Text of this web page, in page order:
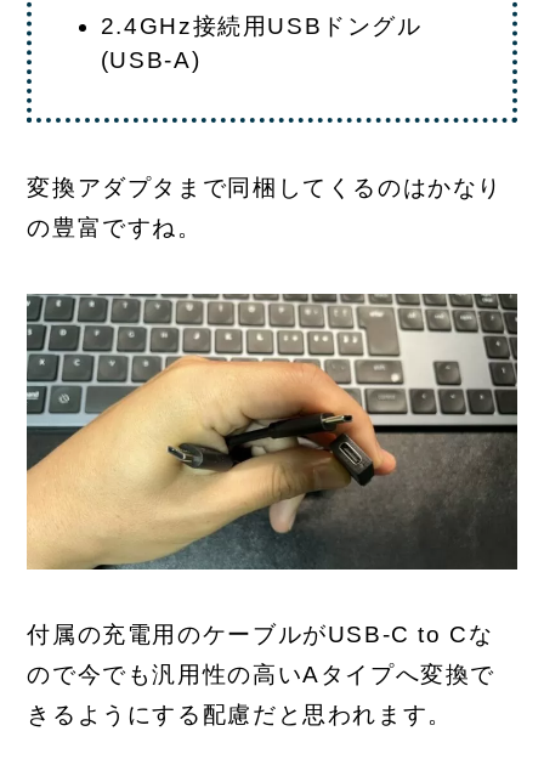
2.4GHz接続用USBドングル
(USB-A)
変換アダプタまで同梱してくるのはかなり
の豊富ですね。
付属の充電用のケーブルがUSB-C to Cな
ので今でも汎用性の高いAタイプへ変換で
きるようにする配慮だと思われます。